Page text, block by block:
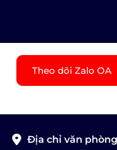
Theo dõi Zalo OA
Địa chỉ văn phòng